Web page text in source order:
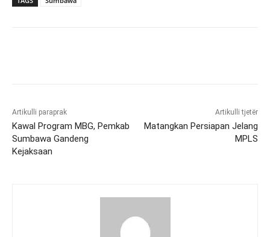
Artikulli paraprak
Kawal Program MBG, Pemkab
Sumbawa Gandeng
Kejaksaan
Artikulli tjetër
Matangkan Persiapan Jelang
MPLS